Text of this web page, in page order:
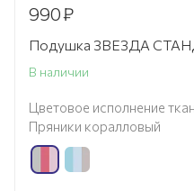
990₽
Подушка ЗВЕЗДА
В наличии
Цветовое исполнение
Пряники коралловый